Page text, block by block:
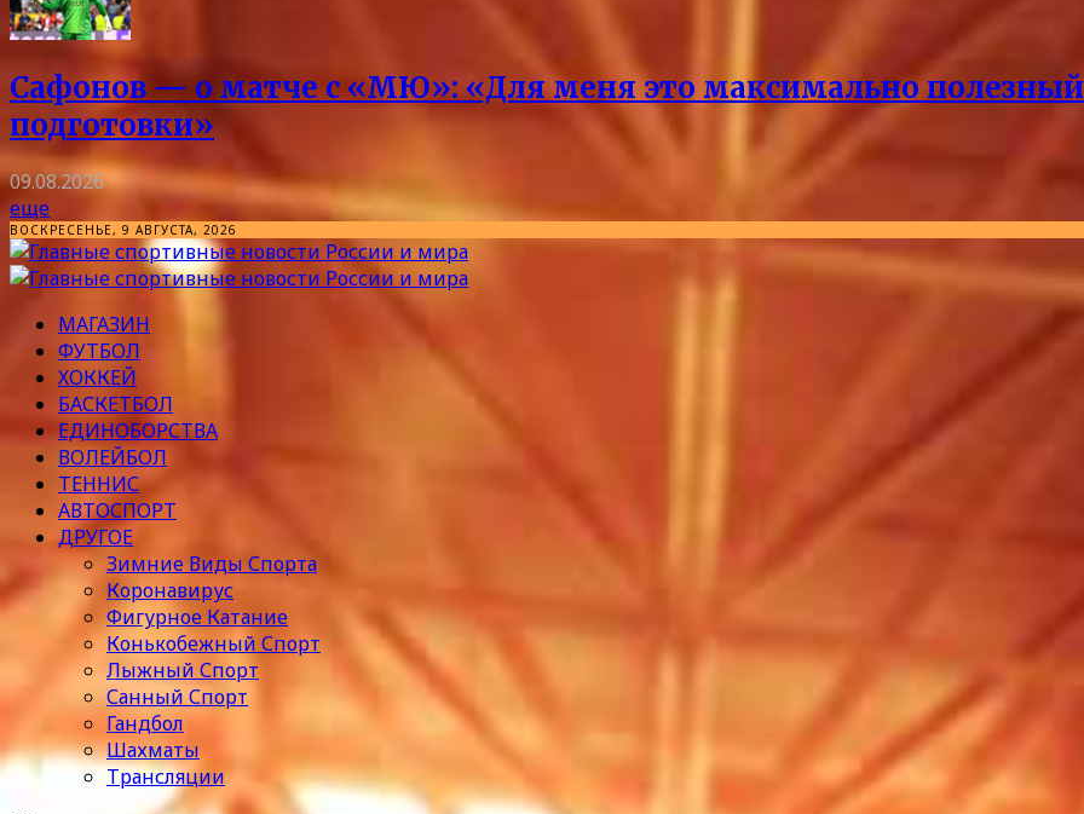
Сафонов — о матче с «МЮ»: «Для меня это максимально
подготовки»
09.08.2026
еще
ВОСКРЕСЕНЬЕ, 9 АВГУСТА, 2026
МАГАЗИН
ФУТБОЛ
ХОККЕЙ
БАСКЕТБОЛ
ЕДИНОБОРСТВА
ВОЛЕЙБОЛ
ТЕННИС
АВТОСПОРТ
ДРУГОЕ
Зимние Виды Спорта
Коронавирус
Фигурное Катание
Конькобежный Спорт
Лыжный Спорт
Санный Спорт
Гандбол
Шахматы
Трансляции